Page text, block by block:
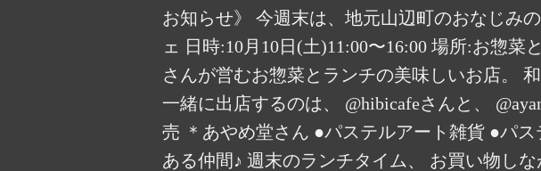
お知らせ》 今週末は、地元山辺町のおなじみ
ェ 日時:10月10日(土)11:00〜16:00 場所:お惣
さんが営むお惣菜とランチの美味しいお店。
一緒に出店するのは、 @hibicafeさんと、
売 ＊あやめ堂さん ●パステルアート雑貨 ●パ
ある仲間♪ 週末のランチタイム、 お買い物し